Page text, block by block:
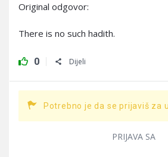
Original odgovor:
There is no such hadith.
0 Dijeli
Potrebno je da se prijaviš za
PRIJAVA SA